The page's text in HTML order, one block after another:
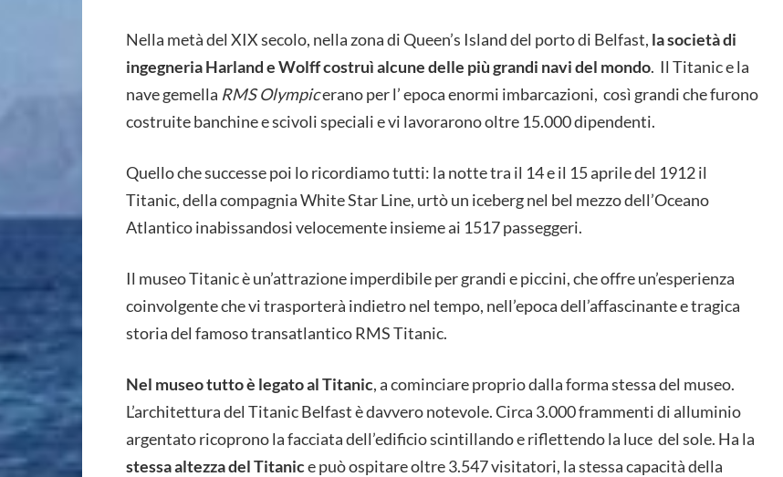
Nella metà del XIX secolo, nella zona di Queen’s Island del porto di Belfast, la società di
ingegneria Harland e Wolff costruì alcune delle più grandi navi del mondo. Il Titanic e la
nave gemella RMS Olympicerano per l’ epoca enormi imbarcazioni, così grandi che furono
costruite banchine e scivoli speciali e vi lavorarono oltre 15.000 dipendenti.
Quello che successe poi lo ricordiamo tutti: la notte tra il 14 e il 15 aprile del 1912 il
Titanic, della compagnia White Star Line, urtò un iceberg nel bel mezzo dell’Oceano
Atlantico inabissandosi velocemente insieme ai 1517 passeggeri.
Il museo Titanic è un’attrazione imperdibile per grandi e piccini, che offre un’esperienza
coinvolgente che vi trasporterà indietro nel tempo, nell’epoca dell’affascinante e tragica
storia del famoso transatlantico RMS Titanic.
Nel museo tutto è legato al Titanic, a cominciare proprio dalla forma stessa del museo.
L’architettura del Titanic Belfast è davvero notevole. Circa 3.000 frammenti di alluminio
argentato ricoprono la facciata dell’edificio scintillando e riflettendo la luce del sole. Ha la
stessa altezza del Titanice può ospitare oltre 3.547 visitatori, la stessa capacità della